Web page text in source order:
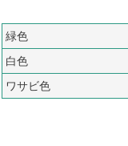
緑色
白色
ワサビ色